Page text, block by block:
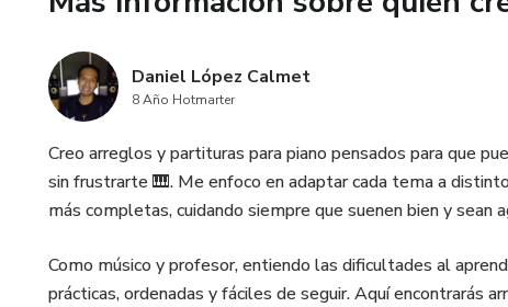
Daniel López Calmet
8 Año Hotmarter
Creo arreglos y partituras para piano pensados para que
sin frustrarte 🎹. Me enfoco en adaptar cada tema a
más completas, cuidando siempre que suenen bien y sean
Como músico y profesor, entiendo las dificultades al
prácticas, ordenadas y fáciles de seguir. Aquí encontrarás